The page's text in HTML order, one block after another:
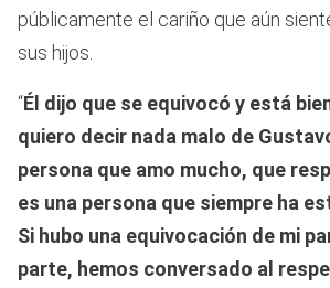
públicamente el cariño que aún
sus hijos.
“Él dijo que se equivocó y está
quiero decir nada malo de
persona que amo mucho, que
es una persona que siempre ha
Si hubo una equivocación de mi
parte, hemos conversado al